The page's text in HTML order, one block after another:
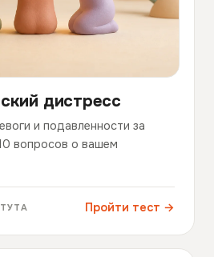
дистресс
и подавленности за
вопросов о вашем
Пройти тест →